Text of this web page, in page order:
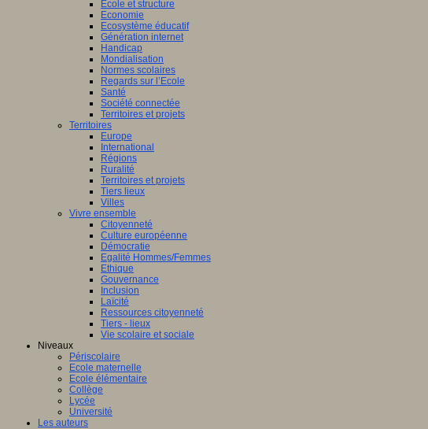
Ecole et structure
Economie
Ecosystème éducatif
Génération internet
Handicap
Mondialisation
Normes scolaires
Regards sur l’Ecole
Santé
Société connectée
Territoires et projets
Territoires
Europe
International
Régions
Ruralité
Territoires et projets
Tiers lieux
Villes
Vivre ensemble
Citoyenneté
Culture européenne
Démocratie
Egalité Hommes/Femmes
Ethique
Gouvernance
Inclusion
Laïcité
Ressources citoyenneté
Tiers - lieux
Vie scolaire et sociale
Niveaux
Périscolaire
Ecole maternelle
Ecole élémentaire
Collège
Lycée
Université
Les auteurs